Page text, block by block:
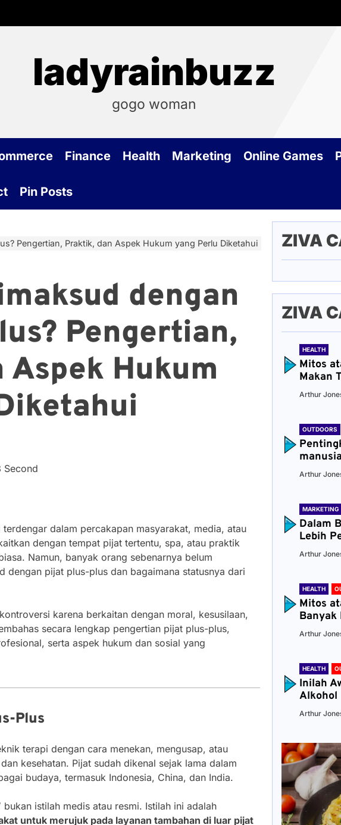
ladyrainbuzz
gogo woman
Finance Health Marketing Online Games
Pin Posts
Pengertian, Praktik, dan Aspek Hukum yang Perlu Diketahui
dengan
Pengertian,
Hukum
Second
terdengar dalam percakapan masyarakat, media, atau
dengan tempat pijat tertentu, spa, atau praktik
Namun, banyak orang sebenarnya belum
dengan pijat plus-plus dan bagaimana statusnya dari
karena berkaitan dengan moral, kesusilaan,
secara lengkap pengertian pijat plus-plus,
serta aspek hukum dan sosial yang
Plus
terapi dengan cara menekan, mengusap, atau
kesehatan. Pijat sudah dikenal sejak lama dalam
budaya, termasuk Indonesia, China, dan India.
bukan istilah medis atau resmi. Istilah ini adalah
untuk merujuk pada layanan tambahan di luar pijat
ZIVA
ZIVA
HEALTH
Mitos
Makan
Arthur
OUTDOORS
Arthur
MARKETING
Dalam
Lebih
Arthur
HEALTH
Mitos
Banyak
Arthur
HEALTH
Inilah
Alkohol
Arthur